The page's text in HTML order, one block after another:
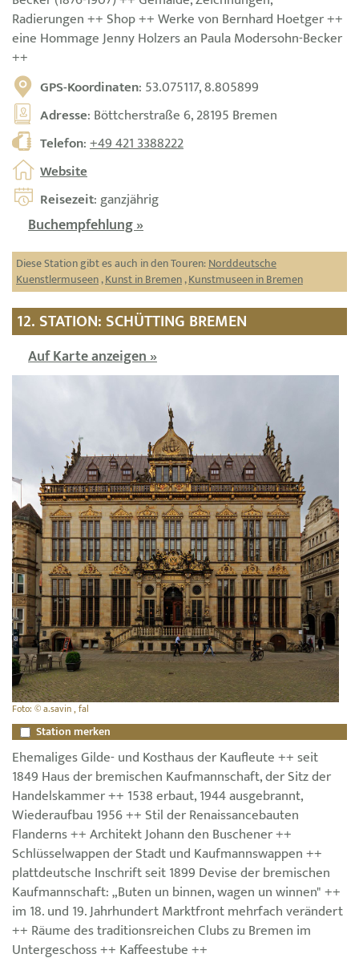
Radierungen ++ Shop ++ Werke von Bernhard Hoetger ++
eine Hommage Jenny Holzers an Paula Modersohn-Becker
++
GPS-Koordinaten: 53.075117, 8.805899
Adresse: Böttcherstraße 6, 28195 Bremen
Telefon:+49 421 3388222
Website
Reisezeit: ganzjährig
Buchempfehlung »
Diese Station gibt es auch in den Touren:Norddeutsche
Kuenstlermuseen,Kunst in Bremen,Kunstmuseen in Bremen
12. STATION: SCHÜTTING BREMEN
Auf Karte anzeigen »
Foto: © a.savin , fal
Station merken
Ehemaliges Gilde- und Kosthaus der Kaufleute ++ seit
1849 Haus der bremischen Kaufmannschaft, der Sitz der
Handelskammer ++ 1538 erbaut, 1944 ausgebrannt,
Wiederaufbau 1956 ++ Stil der Renaissancebauten
Flanderns ++ Architekt Johann den Buschener ++
Schlüsselwappen der Stadt und Kaufmannswappen ++
plattdeutsche Inschrift seit 1899 Devise der bremischen
Kaufmannschaft: „Buten un binnen, wagen un winnen" ++
im 18. und 19. Jahrhundert Marktfront mehrfach verändert
++ Räume des traditionsreichen Clubs zu Bremen im
Untergeschoss ++ Kaffeestube ++